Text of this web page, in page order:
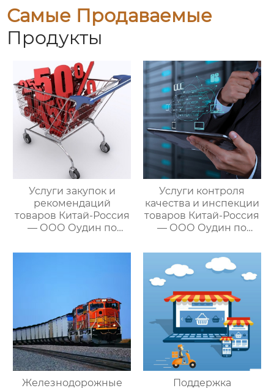
Самые Продаваемые
Продукты
Услуги закупок и
рекомендаций
товаров Китай-Россия
— ООО Оудин по
международными
Услуги контроля
качества и инспекции
товаров Китай-Россия
— ООО Оудин по
международными
цепями поставок
Железнодорожные Поддержка